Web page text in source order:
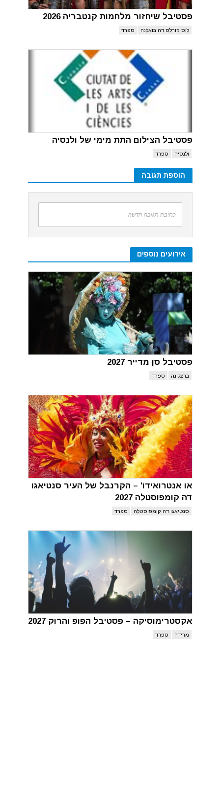
פסטיבל שיחזור מלחמות קנטבריה 2026
לוס קורלס דה בואלנה ספרד
פסטיבל הצילום התת מימי של ולנסיה
ולנסיה ספרד
הוספת תגובה
כתיבת תגובה חדשה
אירועים נוספים
פסטיבל סן מדייר 2027
ברצלונה ספרד
או אנטרואידו' – הקרנבל של העיר סנטיאגו
דה קומפוסטלה 2027
סנטיאגו דה קומפוסטלה ספרד
אקסטרימוסיקה – פסטיבל הפופ והרוק 2027
מרידה ספרד